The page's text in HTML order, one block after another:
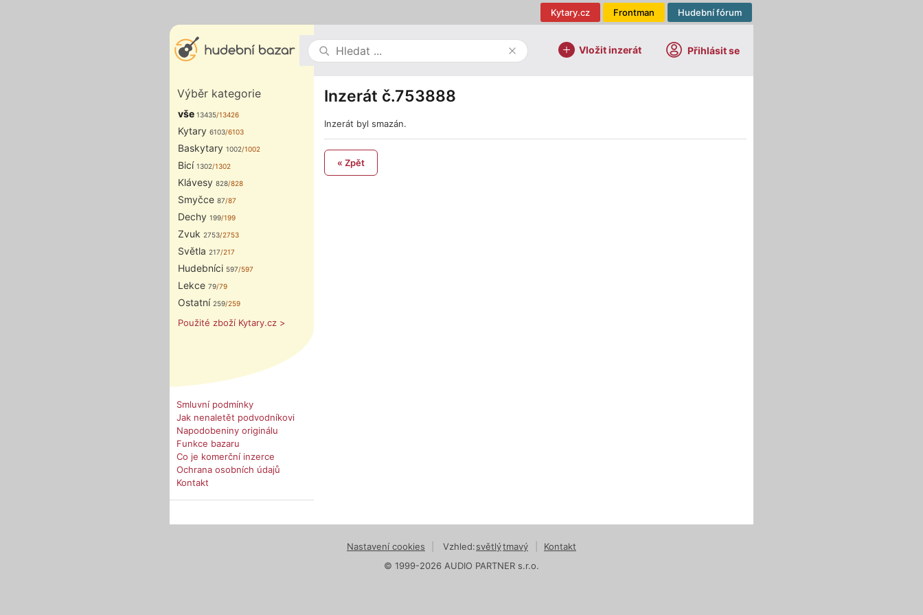
Hudební fórum
Frontman
Kytary.cz
Vložit inzerát Přihlásit se
Výběr kategorie
vše 13435/13426
Kytary 6103/6103
Baskytary 1002/1002
Bicí 1302/1302
Klávesy 828/828
Smyčce 87/87
Dechy 199/199
Zvuk 2753/2753
Světla 217/217
Hudebníci 597/597
Lekce 79/79
Ostatní 259/259
Použité zboží Kytary.cz >
Smluvní podmínky
Jak nenaletět podvodníkovi
Napodobeniny originálu
Funkce bazaru
Co je komerční inzerce
Ochrana osobních údajů
Kontakt
Inzerát č.753888
Inzerát byl smazán.
« Zpět
Nastavení cookies Vzhled:světlýtmavý
Kontakt
© 1999-2026 AUDIO PARTNER s.r.o.